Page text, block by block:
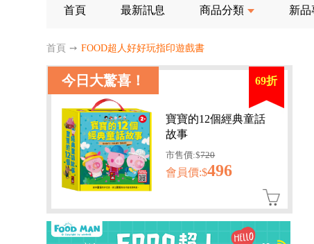
批發會員大招募，輕鬆實現財富自由!
海外購物免煩惱！點我查看『海外購物流程說明』
首頁 最新訊息 商品分類 新品
首頁 ➙ FOOD超人好好玩指印遊戲書
今日大驚喜！ 69折
寶寶的12個經典童話
故事
市售價:$720
會員價:$496